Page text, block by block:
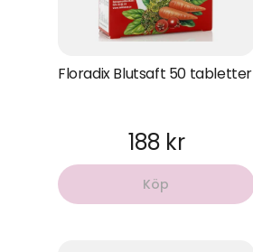
Floradix Blutsaft 50 tabletter
188 kr
Köp